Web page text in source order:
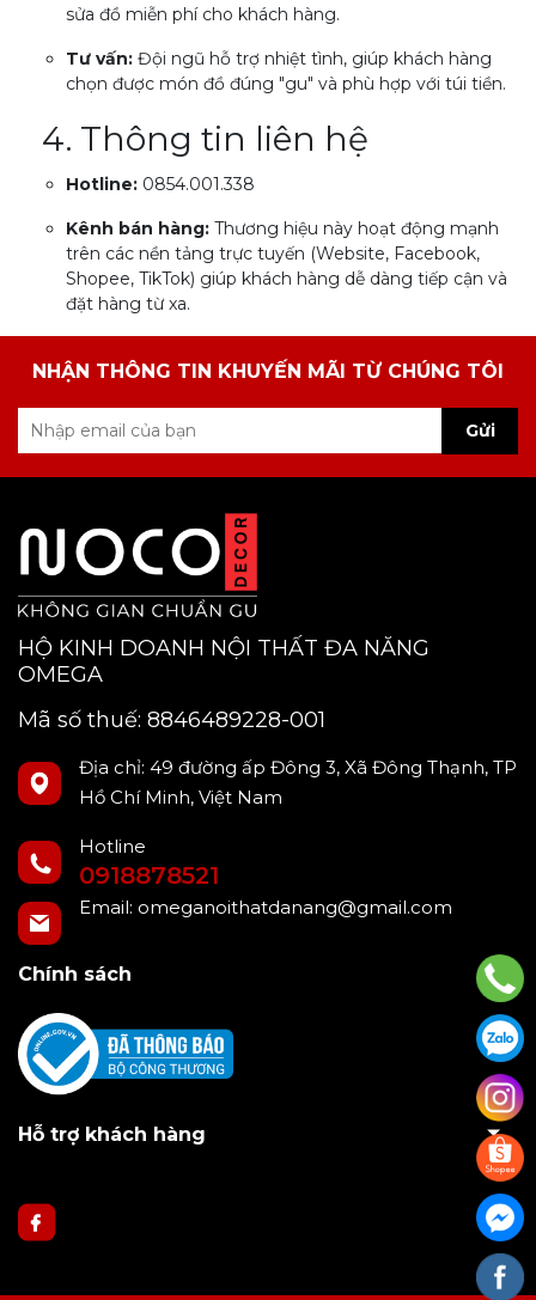
sửa đồ miễn phí cho khách hàng.
Tư vấn: Đội ngũ hỗ trợ nhiệt tình, giúp khách hàng
chọn được món đồ đúng "gu" và phù hợp với túi tiền.
4. Thông tin liên hệ
Hotline: 0854.001.338
Kênh bán hàng: Thương hiệu này hoạt động mạnh
trên các nền tảng trực tuyến (Website, Facebook,
Shopee, TikTok) giúp khách hàng dễ dàng tiếp cận và
đặt hàng từ xa.
NHẬN THÔNG TIN KHUYẾN MÃI TỪ CHÚNG TÔI
Gửi
HỘ KINH DOANH NỘI THẤT ĐA NĂNG
OMEGA
Mã số thuế: 8846489228-001
Địa chỉ: 49 đường ấp Đông 3, Xã Đông Thạnh, TP
Hồ Chí Minh, Việt Nam
Hotline
0918878521
Email: omeganoithatdanang@gmail.com
Chính sách
Hỗ trợ khách hàng